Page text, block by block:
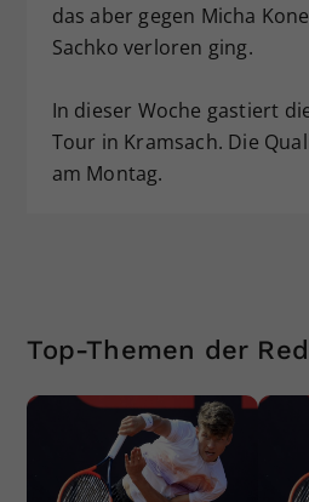
das aber gegen Micha
Sachko verloren ging.
In dieser Woche gastiert
Tour in Kramsach. Die
am Montag.
Top-Themen der